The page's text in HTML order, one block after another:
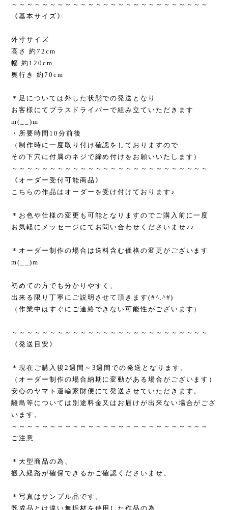
～～～～～～～～～～～～～～～～～～～～～～～～～～
《基本サイズ》
外寸サイズ
高さ 約72cm
幅 約120cm
奥行き 約70cm
＊足については外した状態での発送となり
お客様にてプラスドライバーで組み立ていただきます
m(__)m
・所要時間10分前後
（制作時に一度取り付け確認をしておりますので
その下穴に付属のネジで締め付けをお願いいたします）
～～～～～～～～～～～～～～～～～～～～～～～～～～
《オーダー受付可能商品》
こちらの作品はオーダーを受け付けております♪
＊お色や仕様の変更も可能となりますのでご購入前に一度
お気軽にメッセージにてお問い合わせくださいませ♪♪
＊オーダー制作の場合は送料含む価格の変更がございます
m(__)m
初めての方でも分かりやすく、
出来る限り丁寧にご説明させて頂きます(#^.^#)
（作業中はすぐにご連絡できない可能性がございます）
～～～～～～～～～～～～～～～～～～～～～～～～～～
《発送目安》
＊現在ご購入後2週間～3週間での発送となります。
（オーダー制作の場合納期に変動がある場合がございます）
安心のヤマト運輸家財便にて発送させていただきます。
離島等については別途料金又はお届けが出来ない場合がござ
います。
～～～～～～～～～～～～～～～～～～～～～～～～～～
ご注意
＊大型商品の為、
搬入経路が確保できるかご確認くださいませ。
＊写真はサンプル品です。
既成品とは違い無垢材を使用した作品の為、